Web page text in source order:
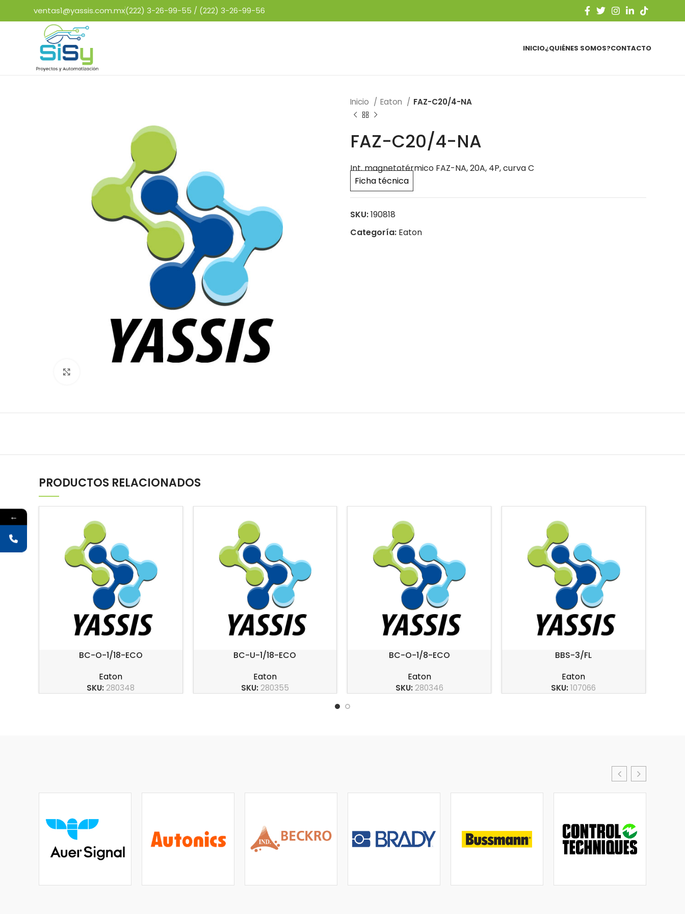
ventas1@yassis.com.mx(222) 3-26-99-55 / (222) 3-26-99-56
INICIO¿QUIÉNES SOMOS?CONTACTO
Inicio Eaton FAZ-C20/4-NA
FAZ-C20/4-NA
Int. magnetotérmico FAZ-NA, 20A, 4P, curva C
Ficha técnica
SKU:190818
Categoría: Eaton
PRODUCTOS RELACIONADOS
BC-O-1/18-ECO
Eaton
SKU:280348
BC-U-1/18-ECO
Eaton
SKU:280355
BC-O-1/8-ECO
Eaton
SKU:280346
BBS-3/FL
Eaton
SKU:107066
←